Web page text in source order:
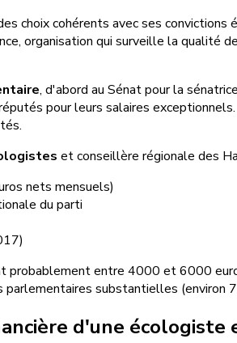
choix cohérents avec ses
organisation qui surveille la qualité
, d'abord au Sénat pour la
pour leurs salaires
et conseillère régionale des
nets mensuels)
du parti
probablement entre 4000 et 6000
substantielles (environ
d'une écologiste